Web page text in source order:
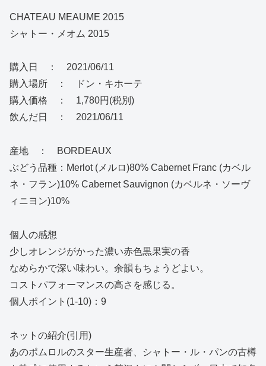
CHATEAU MEAUME 2015
シャトー・メオム 2015
購入日 ： 2021/06/11
購入場所 ： ドン・キホーテ
購入価格 ： 1,780円(税別)
飲んだ日 ： 2021/06/11
産地 ： BORDEAUX
ぶどう品種：Merlot (メルロ)80% Cabernet Franc (カベル
ネ・フラン)10% Cabernet Sauvignon (カベルネ・ソーヴ
ィニヨン)10%
個人の感想
少しオレンジがかった濃い赤色黒果実の香
なめらかで深い味わい。余韻もちょうどよい。
コストパフォーマンスの高さを感じる。
個人ポイント(1-10)：9
ネットの紹介(引用)
あのポムロルのスター生産者、シャトー・ル・パンの古樽